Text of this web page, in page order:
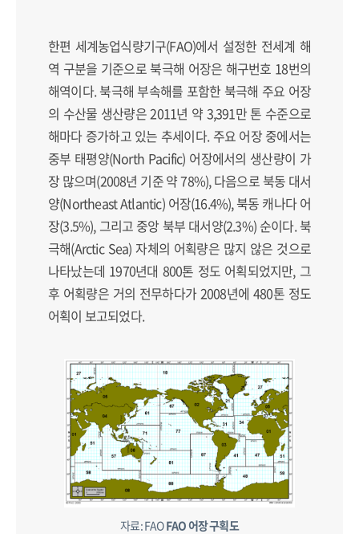
한편 세계농업식량기구(FAO)에서 설정한 전세계 해
역 구분을 기준으로 북극해 어장은 해구번호 18번의
해역이다. 북극해 부속해를 포함한 북극해 주요 어장
의 수산물 생산량은 2011년 약 3,391만 톤 수준으로
해마다 증가하고 있는 추세이다. 주요 어장 중에서는
중부 태평양(North Pacific) 어장에서의 생산량이 가
장 많으며(2008년 기준 약 78%), 다음으로 북동 대서
양(Northeast Atlantic) 어장(16.4%), 북동 캐나다 어
장(3.5%), 그리고 중앙 북부 대서양(2.3%) 순이다. 북
극해(Arctic Sea) 자체의 어획량은 많지 않은 것으로
나타났는데 1970년대 800톤 정도 어획되었지만, 그
후 어획량은 거의 전무하다가 2008년에 480톤 정도
어획이 보고되었다.
자료: FAOFAO 어장 구획도